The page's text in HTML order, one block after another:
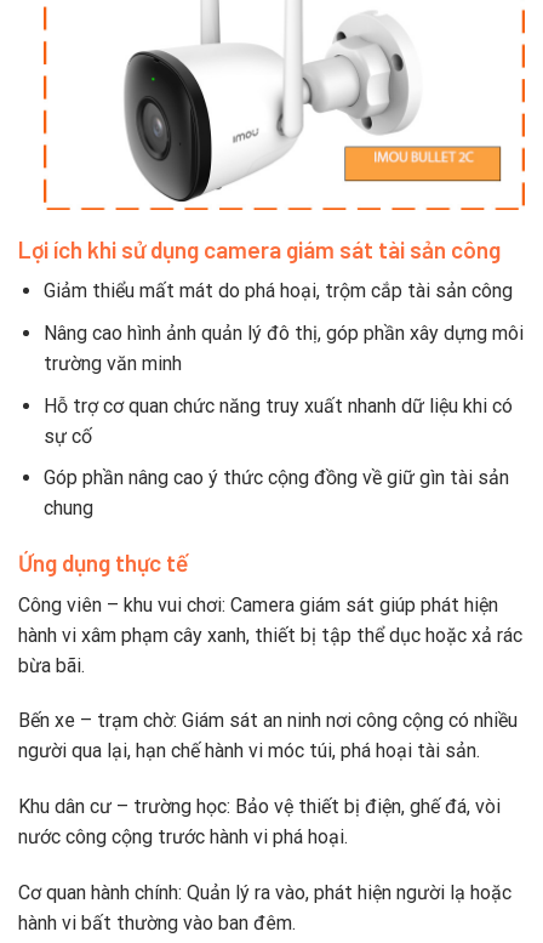
Lợi ích khi sử dụng camera giám sát tài sản công
Giảm thiểu mất mát do phá hoại, trộm cắp tài sản công
Nâng cao hình ảnh quản lý đô thị, góp phần xây dựng môi
trường văn minh
Hỗ trợ cơ quan chức năng truy xuất nhanh dữ liệu khi có
sự cố
Góp phần nâng cao ý thức cộng đồng về giữ gìn tài sản
chung
Ứng dụng thực tế
Công viên – khu vui chơi: Camera giám sát giúp phát hiện
hành vi xâm phạm cây xanh, thiết bị tập thể dục hoặc xả rác
bừa bãi.
Bến xe – trạm chờ: Giám sát an ninh nơi công cộng có nhiều
người qua lại, hạn chế hành vi móc túi, phá hoại tài sản.
Khu dân cư – trường học: Bảo vệ thiết bị điện, ghế đá, vòi
nước công cộng trước hành vi phá hoại.
Cơ quan hành chính: Quản lý ra vào, phát hiện người lạ hoặc
hành vi bất thường vào ban đêm.